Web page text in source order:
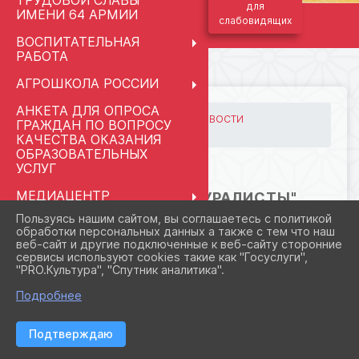
ИМЕНИ 64 АРМИИ
ВОСПИТАТЕЛЬНАЯ
РАБОТА
АГРОШКОЛА РОССИИ
АНКЕТА ДЛЯ ОПРОСА
ГРАЖДАН ПО ВОПРОСУ
КАЧЕСТВА ОКАЗАНИЯ
ОБРАЗОВАТЕЛЬНЫХ
УСЛУГ
МЕДИАЦЕНТР
"КЛАССНАЯ ШКОЛА.RU"
ПРАВОПРИМЕНИТЕЛЬНЫЕ
ПРОЦЕДУРЫ
СВЕДЕНИЯ ОБ
ОРГАНИЗАЦИИ ОТДЫХА
ОЗДОРОВЛЕНИЯ
ПЕДАГОГАМ И
для
слабовидящих
ГЛАВНАЯ МЕРОПРИЯТИЯ НОВОСТИ
Клуб "Юные натуралисты"
КЛУБ "ЮНЫЕ НАТУРАЛИСТЫ"
Пользуясь нашим сайтом, вы соглашаетесь с политикой
обработки персональных данных а также с тем что наш
веб-сайт и другие подключенные к веб-сайту сторонние
сервисы используют cookies такие как "Госуслуги",
"PRO.Культура", "Спутник аналитика".
Подробнее
Подтверждаю